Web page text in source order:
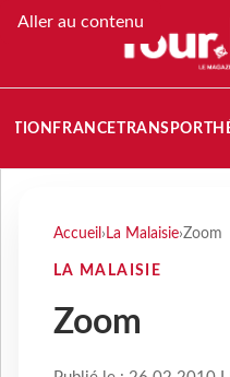
Aller au contenu
FRANCETRANSPORT
Accueil › La Malaisie›Zoom
LA MALAISIE
Zoom